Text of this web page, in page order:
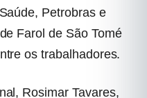
Petrobras e
Farol de São Tomé
os trabalhadores.
Rosimar Tavares,